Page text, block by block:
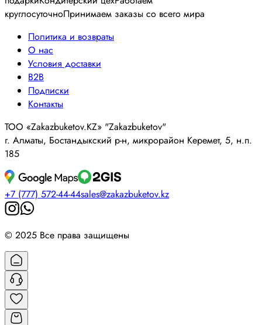
круглосуточноПринимаем заказы со всего мира
Политика и возвраты
О нас
Условия доставки
B2B
Подписки
Контакты
ТОО «Zakazbuketov.KZ» "Zakazbuketov"
г. Алматы, Бостандыкский р-н, микрорайон Керемет, 5, н.п.
185
+7 (777) 572-44-44sales@zakazbuketov.kz
© 2025 Все права защищены